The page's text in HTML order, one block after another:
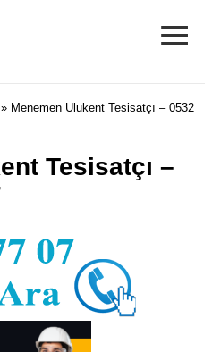
≡
» Menemen Ulukent Tesisatçı – 0532
Tesisatçı –